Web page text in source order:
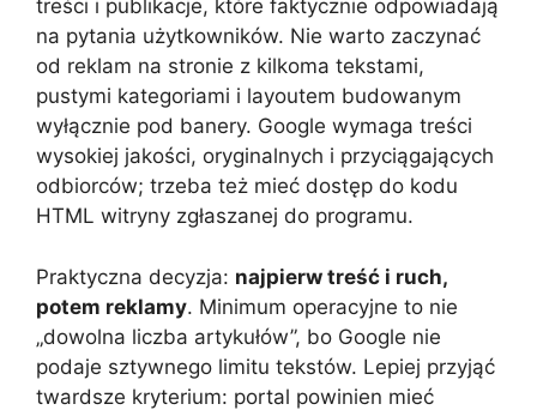
treści i publikacje, które faktycznie odpowiadają
na pytania użytkowników. Nie warto zaczynać
od reklam na stronie z kilkoma tekstami,
pustymi kategoriami i layoutem budowanym
wyłącznie pod banery. Google wymaga treści
wysokiej jakości, oryginalnych i przyciągających
odbiorców; trzeba też mieć dostęp do kodu
HTML witryny zgłaszanej do programu.
Praktyczna decyzja: najpierw treść i ruch,
potem reklamy. Minimum operacyjne to nie
„dowolna liczba artykułów”, bo Google nie
podaje sztywnego limitu tekstów. Lepiej przyjąć
twardsze kryterium: portal powinien mieć